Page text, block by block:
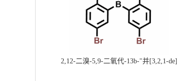
2,12-二溴-5,9-二氧代-13b-"并[3,2,1-de]